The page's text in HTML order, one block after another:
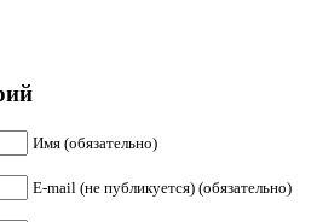
Имя (обязательно)
E-mail (не публикуется) (обязательно)